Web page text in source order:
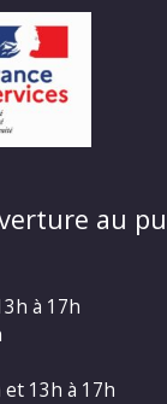
au
à 17h
et 13h à 17h